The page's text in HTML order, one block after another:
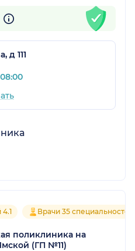
д 111
Врачи 35 специальностей
поликлиника на
(ГП №11)